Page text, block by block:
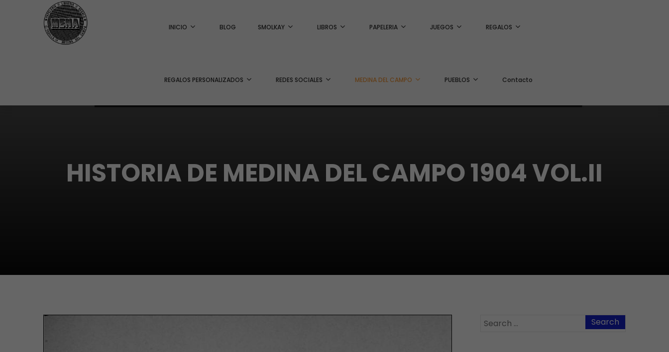
INICIO BLOG SMOLKAY LIBROS PAPELERIA JUEGOS REGALOS
REGALOS PERSONALIZADOS REDES SOCIALES MEDINA DEL CAMPO PUEBLOS Contacto
HISTORIA DE MEDINA DEL CAMPO 1904 VOL.II